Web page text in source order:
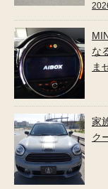
な
ま
家
ク